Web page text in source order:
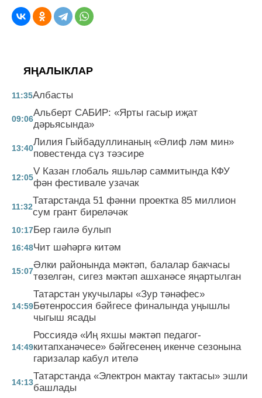
ЯҢАЛЫКЛАР
11:35Албасты
09:06
Альберт САБИР: «Ярты гасыр иҗат
дәрьясында»
13:40
Лилия Гыйбадуллинаның «Әлиф ләм мин»
повестенда сүз тәэсире
12:05
V Казан глобаль яшьләр саммитында КФУ
фән фестивале узачак
11:32
Татарстанда 51 фәнни проектка 85 миллион
сум грант биреләчәк
10:17Бер гаилә булып
16:48Чит шәһәргә китәм
15:07
Әлки районында мәктәп, балалар бакчасы
төзелгән, сигез мәктәп ашханәсе яңартылган
14:59
Татарстан укучылары «Зур тәнәфес»
Бөтенроссия бәйгесе финалында уңышлы
чыгыш ясады
14:49
Россиядә «Иң яхшы мәктәп педагог-
китапханәчесе» бәйгесенең икенче сезонына
гаризалар кабул ителә
14:13
Татарстанда «Электрон мактау тактасы» эшли
башлады